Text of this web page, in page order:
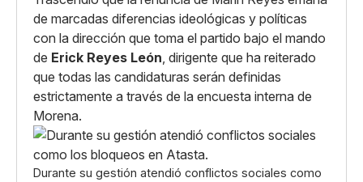
de marcadas diferencias ideológicas y políticas
con la dirección que toma el partido bajo el mando
de Erick Reyes León, dirigente que ha reiterado
que todas las candidaturas serán definidas
estrictamente a través de la encuesta interna de
Morena.
Durante su gestión atendió conflictos sociales como